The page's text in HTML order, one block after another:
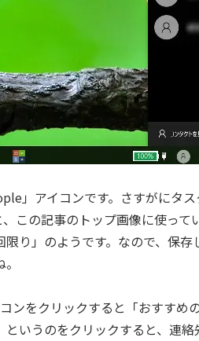
」アイコンです。さすがにタ
この記事のトップ画像に使っ
り」のようです。なので、保
ンをクリックすると「おすすめ
いうのをクリックすると、連